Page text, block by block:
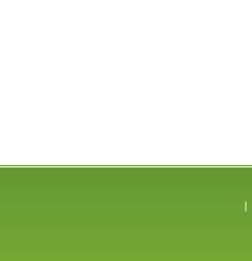
|